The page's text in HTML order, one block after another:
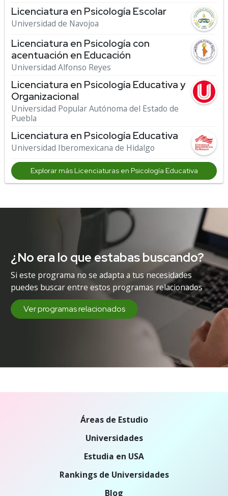
Licenciatura en Psicología Escolar
Universidad de Navojoa
Licenciatura en Psicología con
acentuación en Educación
Universidad Alfonso Reyes
Licenciatura en Psicología Educativa y
Organizacional
Universidad Popular Autónoma del Estado de
Puebla
Licenciatura en Psicología Educativa
Universidad Iberomexicana de Hidalgo
Explorar más Licenciaturas en Psicología Educativa
¿No era lo que estabas buscando?
Si este programa no se adapta a tus necesidades
puedes buscar entre estos programas relacionados
Ver programas relacionados
Áreas de Estudio
Universidades
Estudia en USA
Rankings de Universidades
Blog